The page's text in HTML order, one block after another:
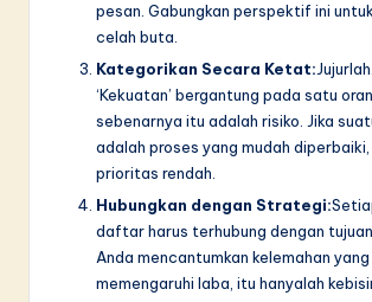
pesan. Gabungkan perspektif ini
celah buta.
Kategorikan Secara Ketat:
‘Kekuatan’ bergantung pada satu
sebenarnya itu adalah risiko. Jika
adalah proses yang mudah
prioritas rendah.
Hubungkan dengan Strategi:
daftar harus terhubung dengan
Anda mencantumkan kelemahan
memengaruhi laba, itu hanyalah